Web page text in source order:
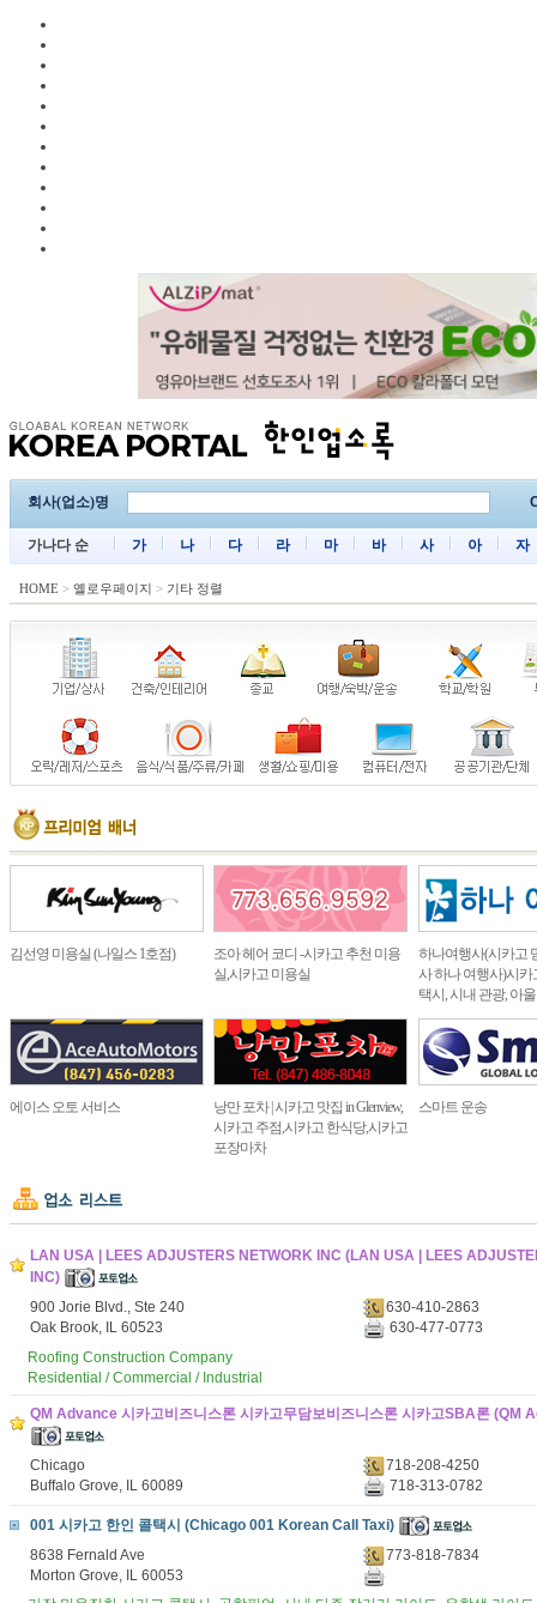
회사(업소)명
가나다 순 가 나 다 라 마 바 사 아 자
HOME > 옐로우페이지 > 기타 정렬
김선영 미용실 (나일스 1호점)
조아 헤어 코디 -시카고 추천 미용
실,시카고 미용실
하나여행사(시카고
사 하나 여행사)시카
택시, 시내 관광, 아
에이스 오토 서비스
낭만 포차 | 시카고 맛집 in Glenview,
시카고 주점,시카고 한식당,시카고
포장마차
스마트 운송
LAN USA | LEES ADJUSTERS NETWORK INC (LAN USA | LEES
INC)
900 Jorie Blvd., Ste 240
Oak Brook, IL 60523
630-410-2863
630-477-0773
Roofing Construction Company
Residential / Commercial / Industrial
QM Advance 시카고비즈니스론 시카고무담보비즈니스론 시카고SBA론 (QM
Chicago
Buffalo Grove, IL 60089
718-208-4250
718-313-0782
001 시카고 한인 콜택시 (Chicago 001 Korean Call Taxi)
8638 Fernald Ave
Morton Grove, IL 60053
773-818-7834